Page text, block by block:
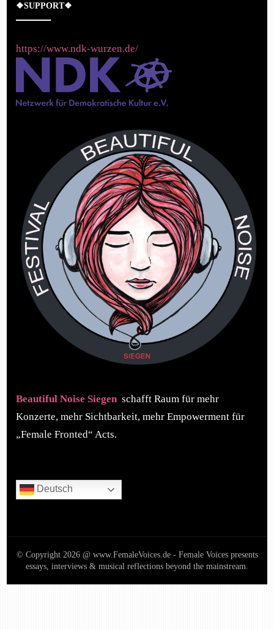
❖SUPPORT❖
https://www.ndk-wurzen.de/
Beautiful Noise Siegen schafft Raum für mehr
Konzerte, mehr Sichtbarkeit, mehr Empowerment für
„Female Fronted“ Acts.
Deutsch
© Copyright 2026 @ www.FemaleVoices.de - Female Voices presents
essays, interviews & musical reflections beyond the mainstream.